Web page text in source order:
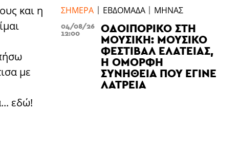
και η
με
εδώ!
ΣΉΜΕΡΑ ΕΒΔΟΜΆΔΑ ΜΉΝΑΣ
ΟΔΟΙΠΟΡΙΚΌ ΣΤΗ
ΜΟΥΣΙΚΉ: ΜΟΥΣΙΚΌ
ΦΕΣΤΙΒΆΛ ΕΛΆΤΕΙΑΣ,
Η ΌΜΟΡΦΗ
ΣΥΝΉΘΕΙΑ ΠΟΥ ΈΓΙΝΕ
ΛΑΤΡΕΊΑ
04/08/26
12:00